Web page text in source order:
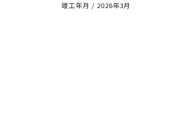
竣工年月 / 2026年3月